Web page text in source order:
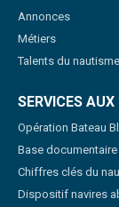
Annonces
Métiers
Talents du nautisme
SERVICES
Opération Bateau
Base documentaire
Chiffres clés du
Dispositif navires